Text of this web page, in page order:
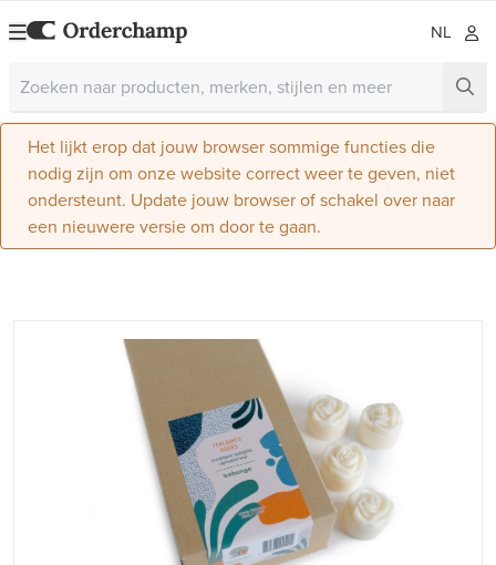
NL
Het lijkt erop dat jouw browser sommige functies die
nodig zijn om onze website correct weer te geven, niet
ondersteunt. Update jouw browser of schakel over naar
een nieuwere versie om door te gaan.